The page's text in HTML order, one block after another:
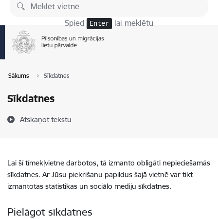
Pāriet uz lapas saturu
Spied Enter lai meklētu
Sākums Sīkdatnes
Sīkdatnes
Atskaņot tekstu
Lai šī tīmekļvietne darbotos, tā izmanto obligāti nepieciešamās
sīkdatnes. Ar Jūsu piekrišanu papildus šajā vietnē var tikt
izmantotas statistikas un sociālo mediju sīkdatnes.
Pielāgot sīkdatnes